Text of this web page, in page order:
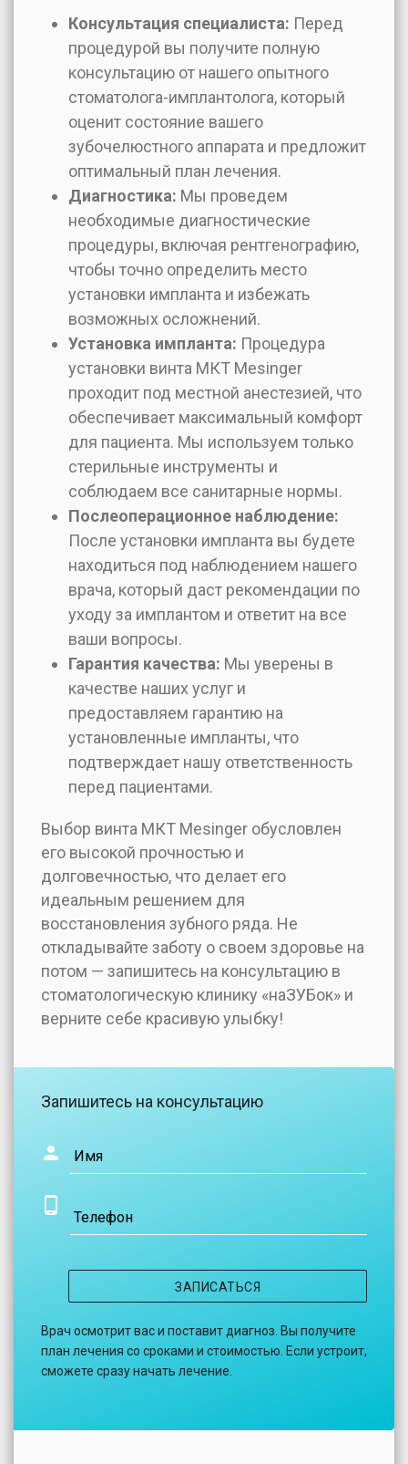
Консультация специалиста: Перед
процедурой вы получите полную
консультацию от нашего опытного
стоматолога-имплантолога, который
оценит состояние вашего
зубочелюстного аппарата и предложит
оптимальный план лечения.
Диагностика: Мы проведем
необходимые диагностические
процедуры, включая рентгенографию,
чтобы точно определить место
установки импланта и избежать
возможных осложнений.
Установка импланта: Процедура
установки винта МКТ Mesinger
проходит под местной анестезией, что
обеспечивает максимальный комфорт
для пациента. Мы используем только
стерильные инструменты и
соблюдаем все санитарные нормы.
Послеоперационное наблюдение:
После установки импланта вы будете
находиться под наблюдением нашего
врача, который даст рекомендации по
уходу за имплантом и ответит на все
ваши вопросы.
Гарантия качества: Мы уверены в
качестве наших услуг и
предоставляем гарантию на
установленные импланты, что
подтверждает нашу ответственность
перед пациентами.
Выбор винта МКТ Mesinger обусловлен
его высокой прочностью и
долговечностью, что делает его
идеальным решением для
восстановления зубного ряда. Не
откладывайте заботу о своем здоровье на
потом — запишитесь на консультацию в
стоматологическую клинику «наЗУБок» и
верните себе красивую улыбку!
Запишитесь на консультацию
Имя
Телефон
ЗАПИСАТЬСЯ
Врач осмотрит вас и поставит диагноз. Вы получите
план лечения со сроками и стоимостью. Если устроит,
сможете сразу начать лечение.